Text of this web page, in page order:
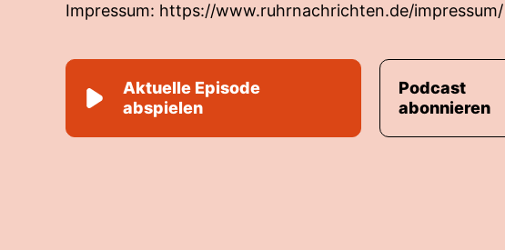
Impressum: https://www.ruhrnachrichten.de/impressum/
Aktuelle Episode
abspielen
Podcast
abonnieren